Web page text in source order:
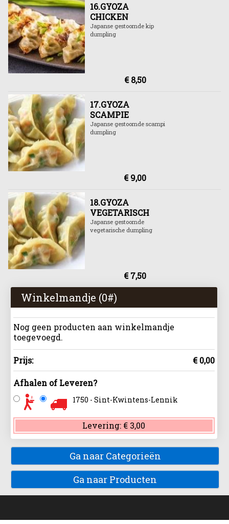
16.GYOZA
CHICKEN
Japanse gestoomde kip
dumpling
€ 8,50
17.GYOZA
SCAMPIE
Japanse gestoomde scampi
dumpling
€ 9,00
18.GYOZA
VEGETARISCH
Japanse gestoomde
vegetarische dumpling
€ 7,50
Winkelmandje (0#)
Nog geen producten aan winkelmandje
toegevoegd.
Prijs: € 0,00
Afhalen of Leveren?
1750 - Sint-Kwintens-Lennik
Levering: € 3,00
Ga naar Categorieën
Ga naar Producten